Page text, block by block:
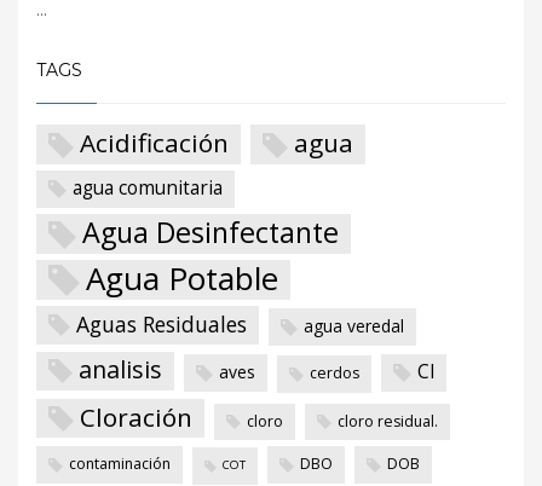
...
TAGS
Acidificación agua
agua comunitaria
Agua Desinfectante
Agua Potable
Aguas Residuales agua veredal
analisis aves cerdos Cl
Cloración cloro cloro residual.
contaminación COT DBO DOB